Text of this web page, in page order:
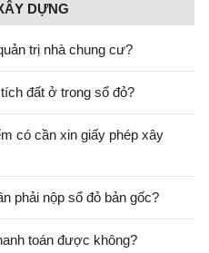
DỰNG
trị nhà chung cư?
đất ở trong sổ đỏ?
có cần xin giấy phép xây
phải nộp sổ đỏ bản gốc?
toán được không?